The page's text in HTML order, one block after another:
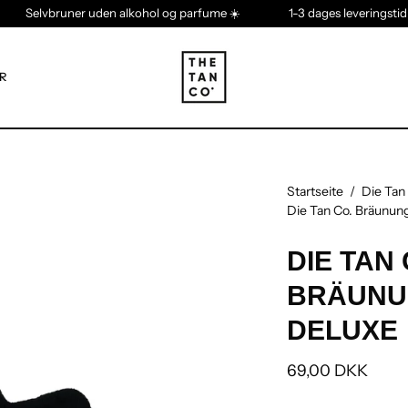
Selvbruner uden alkohol og parfume ☀️ 1-3 dages
Startseite / Die
Die Tan Co.
DIE TAN
DELUXE
69,00 DKK